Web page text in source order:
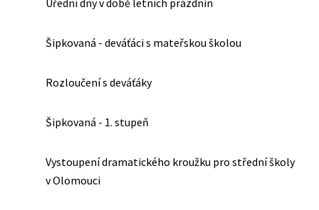
Úřední dny v době letních prázdnin
Šipkovaná - deváťáci s mateřskou školou
Rozloučení s deváťáky
Šipkovaná - 1. stupeň
Vystoupení dramatického kroužku pro střední školy
v Olomouci